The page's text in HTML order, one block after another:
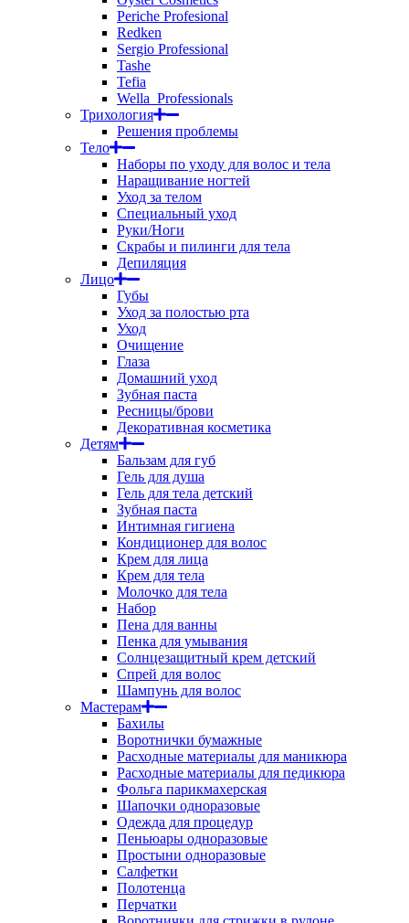
Periche Profesional
Redken
Sergio Professional
Tashe
Tefia
Wella_Professionals
Трихология
Решения проблемы
Тело
Наборы по уходу для волос и тела
Наращивание ногтей
Уход за телом
Специальный уход
Руки/Ноги
Скрабы и пилинги для тела
Депиляция
Лицо
Губы
Уход за полостью рта
Уход
Очищение
Глаза
Домашний уход
Зубная паста
Ресницы/брови
Декоративная косметика
Детям
Бальзам для губ
Гель для душа
Гель для тела детский
Зубная паста
Интимная гигиена
Кондиционер для волос
Крем для лица
Крем для тела
Молочко для тела
Набор
Пена для ванны
Пенка для умывания
Солнцезащитный крем детский
Спрей для волос
Шампунь для волос
Мастерам
Бахилы
Воротнички бумажные
Расходные материалы для маникюра
Расходные материалы для педикюра
Фольга парикмахерская
Шапочки одноразовые
Одежда для процедур
Пеньюары одноразовые
Простыни одноразовые
Салфетки
Полотенца
Перчатки